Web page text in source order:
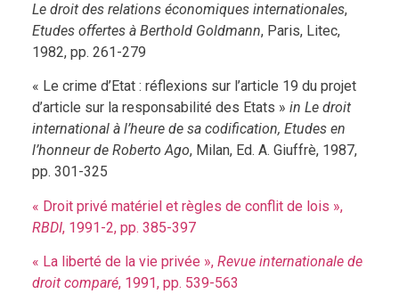
Le droit des relations économiques internationales,
Etudes offertes à Berthold Goldmann, Paris, Litec,
1982, pp. 261-279
« Le crime d’Etat : réflexions sur l’article 19 du projet
d’article sur la responsabilité des Etats » in Le droit
international à l’heure de sa codification, Etudes en
l’honneur de Roberto Ago, Milan, Ed. A. Giuffrè, 1987,
pp. 301-325
« Droit privé matériel et règles de conflit de lois »,
RBDI, 1991-2, pp. 385-397
« La liberté de la vie privée », Revue internationale de
droit comparé, 1991, pp. 539-563